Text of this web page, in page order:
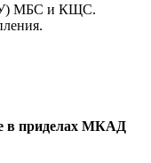
МБС и КЩС.
в приделах МКАД